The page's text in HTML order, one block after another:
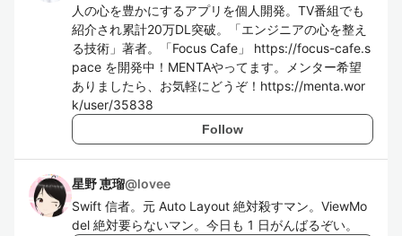
人の心を豊かにするアプリを個人開発。TV番組でも
紹介され累計20万DL突破。「エンジニアの心を整え
る技術」著者。「Focus Cafe」 https://focus-cafe.s
pace を開発中！MENTAやってます。メンター希望
ありましたら、お気軽にどうぞ！https://menta.wor
k/user/35838
Follow
星野 恵瑠@lovee
Swift 信者。元 Auto Layout 絶対殺すマン。ViewMo
del 絶対要らないマン。今日も 1 日がんばるぞい。